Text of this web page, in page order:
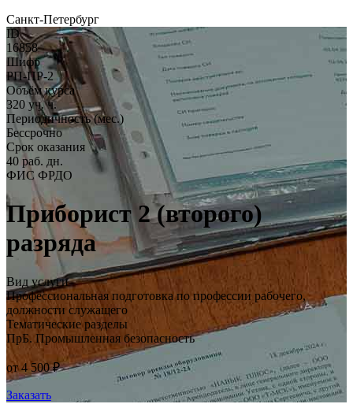
Санкт-Петербург
ID
16858
Шифр
РП-ПР-2
Объём курса
320 уч. ч.
Периодичность (мес.)
Бессрочно
Срок оказания
40 раб. дн.
ФИС ФРДО
Приборист 2 (второго)
разряда
Вид услуги
Профессиональная подготовка по профессии рабочего,
должности служащего
Тематические разделы
ПрБ. Промышленная безопасность
от 4 500 ₽
Заказать